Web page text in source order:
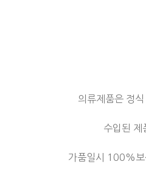
의류제품은 정식
수입된 제
가품일시 100%보